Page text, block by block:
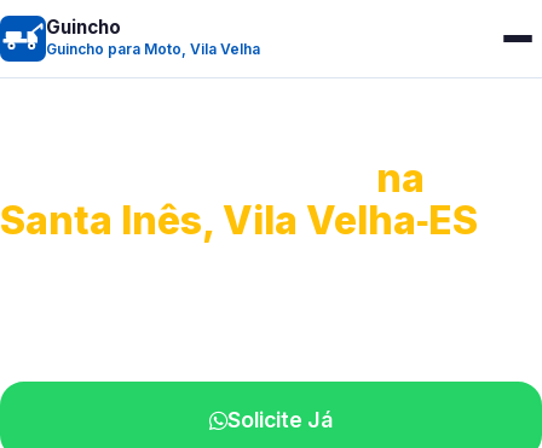
Guincho
Guincho para Moto, Vila Velha
na
Santa Inês, Vila Velha‑ES
Solicite Já